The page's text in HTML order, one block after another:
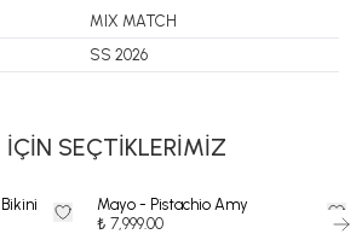
MIX MATCH
SS 2026
İÇİN SEÇTİKLERİMİZ
Mayo - Pistachio Amy
₺ 7,999.00